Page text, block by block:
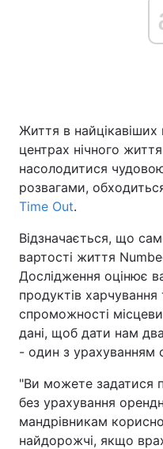
Україна
Економіка
Спорт
Техно і зв'язок
Зброя
Здоров'я
Цікавинки
Лонгріди
Життя в найцікавіших
центрах нічного
насолодитися
розвагами,
Time Out.
Відзначається, що
вартості життя
Дослідження оцінює
продуктів харчування
спроможності
дані, щоб дати нам
- один з урахуванням
"Ви можете задатися
без урахування
мандрівникам
найдорожчі, якщо